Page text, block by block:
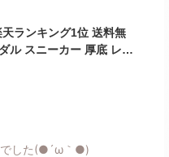
ランキング1位 送料無
ル スニーカー 厚底 レデ
シューズ すりっぱ ス
気 黒 韓国 ブラック 夏
でした(●´ω｀●)